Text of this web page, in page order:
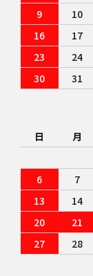
9
10
16
17
23
24
30
31
日 月
6
7
13
14
20
21
27
28